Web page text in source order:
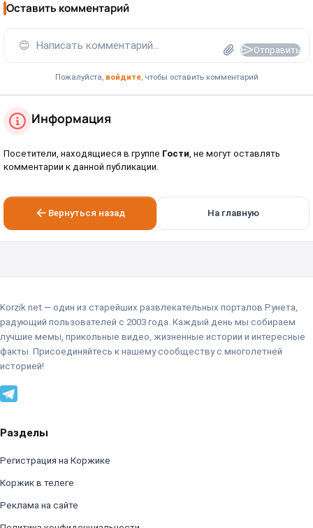
Оставить комментарий
😊 Написать комментарий... Отправить
Пожалуйста, войдите, чтобы оставить комментарий
Информация
Посетители, находящиеся в группе Гости , не могут оставлять
комментарии к данной публикации.
Вернуться назад На главную
Korzik.net — один из старейших развлекательных порталов Рунета,
радующий пользователей с 2003 года. Каждый день мы собираем
лучшие мемы, прикольные видео, жизненные истории и интересные
факты. Присоединяйтесь к нашему сообществу с многолетней
историей!
Разделы
Регистрация на Коржике
Коржик в телеге
Реклама на сайте